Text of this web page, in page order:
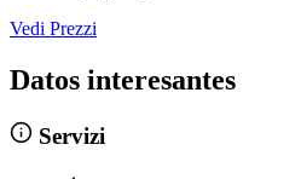
Vedi Prezzi
Datos interesantes
Servizi